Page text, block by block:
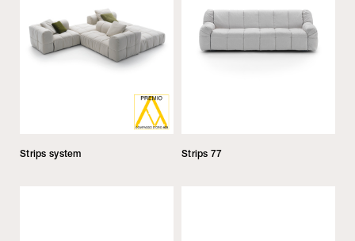
Strips system Strips 77